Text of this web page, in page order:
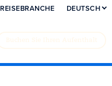
REISEBRANCHE DEUTSCH